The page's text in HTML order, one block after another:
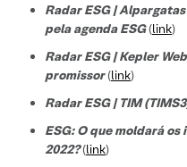
Radar ESG |
pela agenda ESG(link)
Radar ESG | Kepler
promissor(link)
Radar ESG | TIM
ESG: O que moldará
2022?(link)